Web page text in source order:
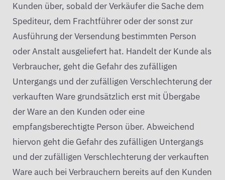
Kunden über, sobald der Verkäufer die Sache dem
Spediteur, dem Frachtführer oder der sonst zur
Ausführung der Versendung bestimmten Person
oder Anstalt ausgeliefert hat. Handelt der Kunde als
Verbraucher, geht die Gefahr des zufälligen
Untergangs und der zufälligen Verschlechterung der
verkauften Ware grundsätzlich erst mit Übergabe
der Ware an den Kunden oder eine
empfangsberechtigte Person über. Abweichend
hiervon geht die Gefahr des zufälligen Untergangs
und der zufälligen Verschlechterung der verkauften
Ware auch bei Verbrauchern bereits auf den Kunden